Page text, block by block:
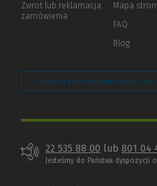
innej
Zwrot lub reklamacja
zamówienia
Mapa
FAQ
Blog
Zarządzaj preferencjami plików
22 535 88 00 lub 801 04
Jesteśmy do Państwa dyspozycji